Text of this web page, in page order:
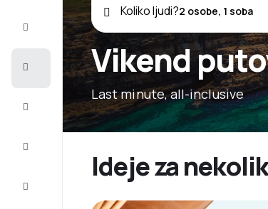
putovanja
Smeštaj
Vikend
Last minute, all-inclusive
Koliko ljudi?
Ideje za